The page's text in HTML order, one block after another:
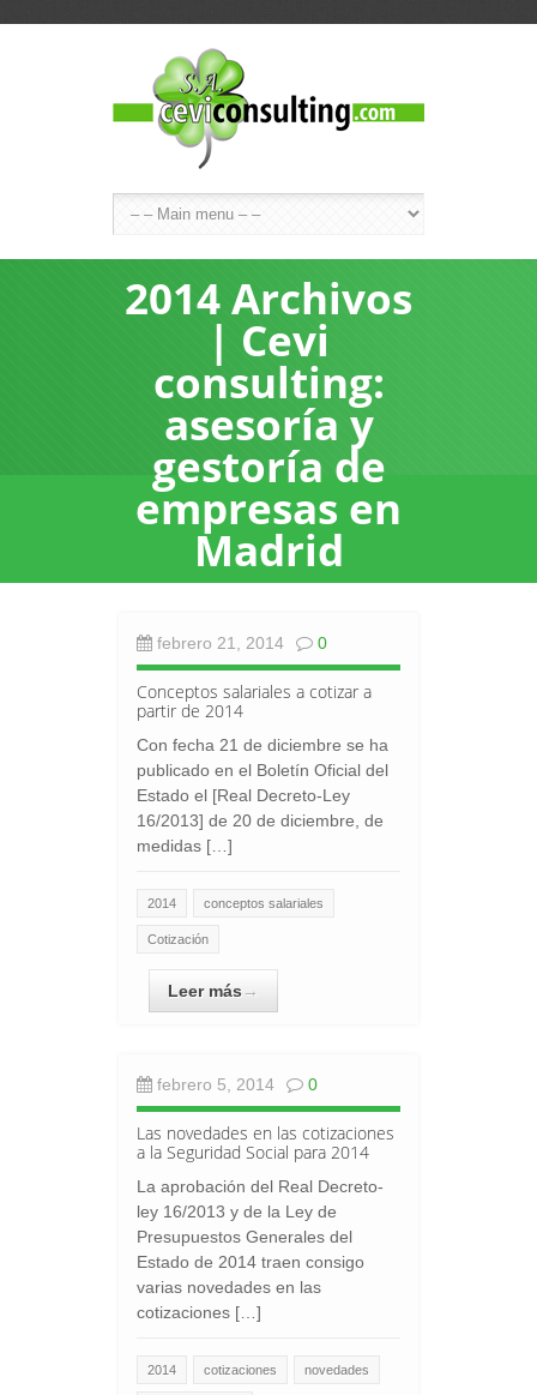
2014 Archivos
| Cevi
consulting:
asesoría y
gestoría de
empresas en
Madrid
febrero 21, 2014 0
Conceptos salariales a cotizar a
partir de 2014
Con fecha 21 de diciembre se ha
publicado en el Boletín Oficial del
Estado el [Real Decreto-Ley
16/2013] de 20 de diciembre, de
medidas […]
2014 conceptos salariales
Cotización
Leer más→
febrero 5, 2014 0
Las novedades en las cotizaciones
a la Seguridad Social para 2014
La aprobación del Real Decreto-
ley 16/2013 y de la Ley de
Presupuestos Generales del
Estado de 2014 traen consigo
varias novedades en las
cotizaciones […]
2014 cotizaciones novedades